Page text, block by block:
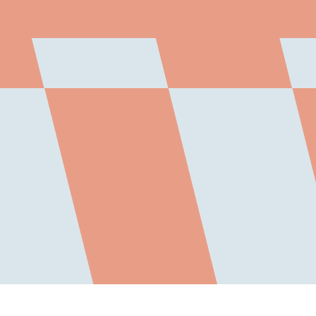
BLIJF OP DE HOOGTE VIA ONZE
NIEUWSBRIEF
SCHRIJF ME IN
(UN)MONUMENTING: NOT FOREVER
SIJBEN ROSA
LEES MEER